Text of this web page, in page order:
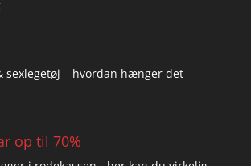
sexlegetøj – hvordan hænger det
op til 70%